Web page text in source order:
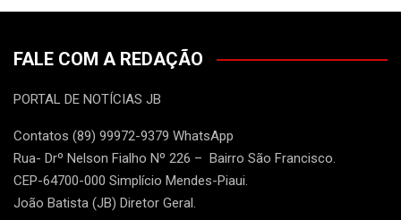
FALE COM A REDAÇÃO
PORTAL DE NOTÍCIAS JB
Contatos (89) 99972-9379 WhatsApp
Rua- Drº Nelson Fialho Nº 226 – Bairro São Francisco.
CEP-64700-000 Simplício Mendes-Piaui.
João Batista (JB) Diretor Geral.